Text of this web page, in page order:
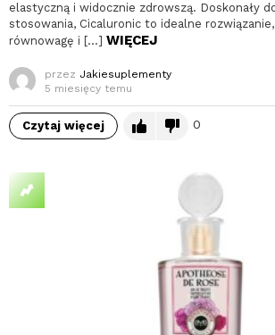
elastyczną i widocznie zdrowszą. Doskonały
stosowania, Cicaluronic to idealne
równowagę i […] WIĘCEJ
przez Jakiesuplementy
5 miesięcy temu
Czytaj więcej 0